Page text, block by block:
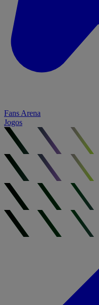
Fans Arena
Jogos